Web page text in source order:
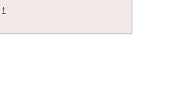
†